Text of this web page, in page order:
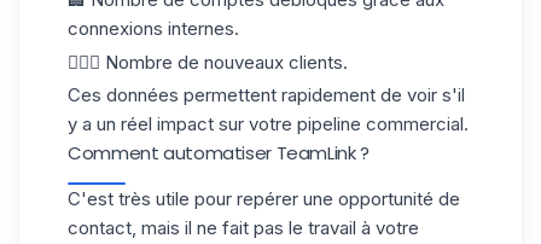
connexions internes.
🙋🏻‍♀️ Nombre de nouveaux clients.
Ces données permettent rapidement de voir s'il
y a un réel impact sur votre pipeline commercial.
Comment automatiser TeamLink ?
C'est très utile pour repérer une opportunité de
contact, mais il ne fait pas le travail à votre